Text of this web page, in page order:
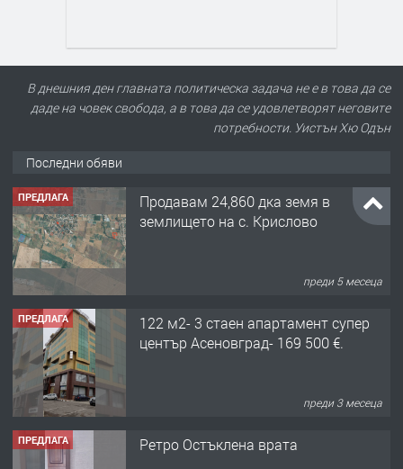
В днешния ден главната политическа задача не е в това да се
даде на човек свобода, а в това да се удовлетворят неговите
потребности. Уистън Хю Одън
Последни обяви
ПРЕДЛАГА
Продавам 24,860 дка земя в
землището на с. Крислово
преди 5 месеца
ПРЕДЛАГА
122 м2- 3 стаен апартамент супер
център Асеновград- 169 500 €.
преди 3 месеца
ПРЕДЛАГА Ретро Остъклена врата